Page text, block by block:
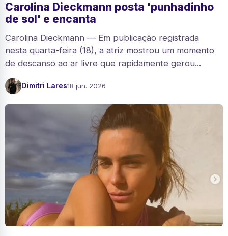
Carolina Dieckmann posta 'punhadinho
de sol' e encanta
Carolina Dieckmann — Em publicação registrada
nesta quarta-feira (18), a atriz mostrou um momento
de descanso ao ar livre que rapidamente gerou...
Dimitri Lares18 jun. 2026